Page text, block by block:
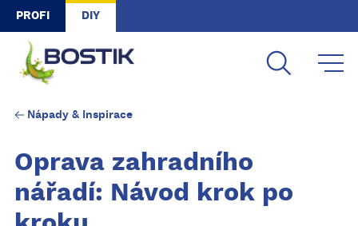
Skip to main content
PROFI DIY
Nápady & Inspirace
Oprava zahradního
nářadí: Návod krok po